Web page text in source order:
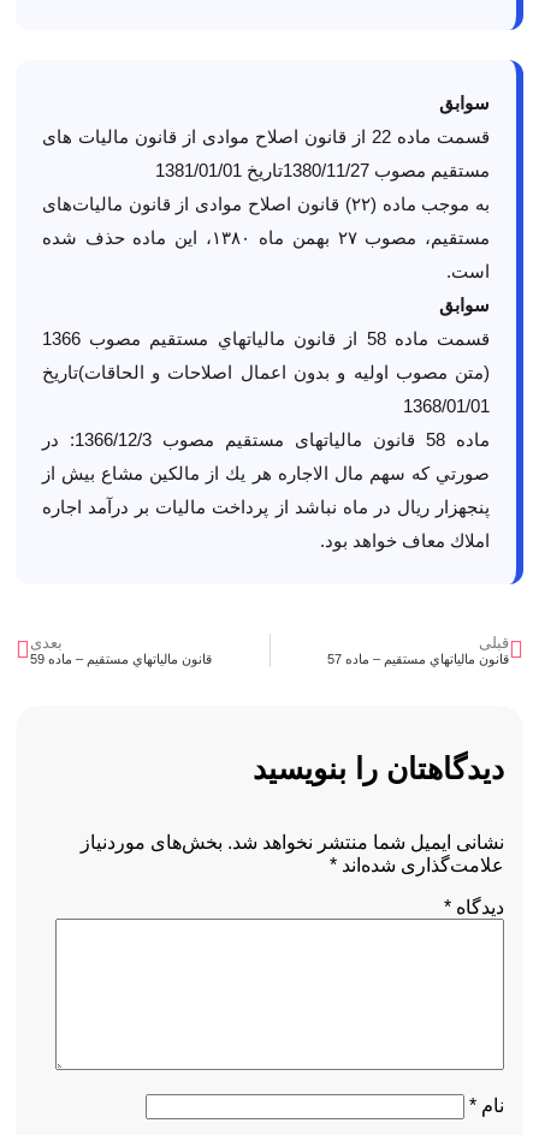
سوابق
قسمت ماده 22 از قانون اصلاح موادی از قانون مالیات های
مستقیم مصوب 1380/11/27
تاریخ 1381/01/01
به موجب ماده (۲۲) قانون اصلاح موادی از قانون مالیات‌های
مستقیم، مصوب ۲۷ بهمن ماه ۱۳۸۰، این ماده حذف شده
است.
سوابق
قسمت ماده 58 از
قانون مالياتهاي مستقيم مصوب 1366
(متن مصوب اولیه و بدون اعمال اصلاحات و الحاقات)تاریخ
1368/01/01
ماده 58 قانون مالیاتهای مستقیم مصوب 1366/12/3: در
صورتي كه سهم مال‌ الاجاره هر يك از مالكين مشاع بيش از
پنجهزار ريال در ماه نباشد از پرداخت ماليات بر درآمد اجاره
املاك معاف ‌خواهد بود.
قبلی
قانون مالياتهاي مستقيم – ماده 57
بعدی
قانون مالياتهاي مستقيم – ماده 59
دیدگاهتان را بنویسید
نشانی ایمیل شما منتشر نخواهد شد. بخش‌های موردنیاز
علامت‌گذاری شده‌اند *
دیدگاه *
نام *